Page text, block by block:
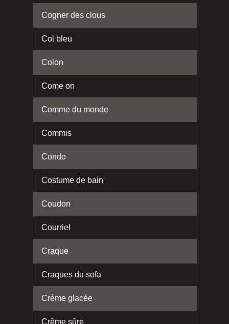
Cogner des clous
Col bleu
Colon
Come on
Comme du monde
Commis
Condo
Costume de bain
Coudon
Courriel
Craque
Craques du sofa
Crème glacée
Crême sûre